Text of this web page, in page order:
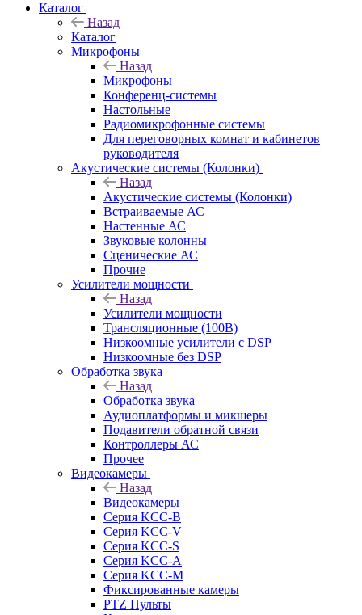
Каталог
Назад
Каталог
Микрофоны
Назад
Микрофоны
Конференц-системы
Настольные
Радиомикрофонные системы
Для переговорных комнат и кабинетов
руководителя
Акустические системы (Колонки)
Назад
Акустические системы (Колонки)
Встраиваемые АС
Настенные АС
Звуковые колонны
Сценические АС
Прочие
Усилители мощности
Назад
Усилители мощности
Трансляционные (100В)
Низкоомные усилители с DSP
Низкоомные без DSP
Обработка звука
Назад
Обработка звука
Аудиоплатформы и микшеры
Подавители обратной связи
Контроллеры АС
Прочее
Видеокамеры
Назад
Видеокамеры
Серия KCC-B
Серия KCC-V
Серия KCC-S
Серия KCC-A
Серия KCC-M
Фиксированные камеры
PTZ Пульты